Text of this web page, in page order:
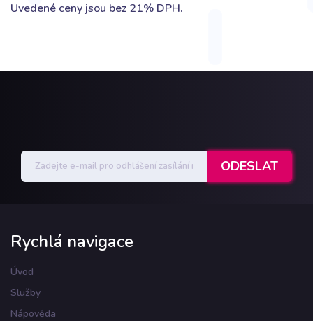
Uvedené ceny jsou bez 21% DPH.
Rychlá navigace
Úvod
Služby
Nápověda